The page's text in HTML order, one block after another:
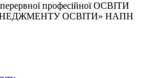
професійної ОСВІТИ
ОСВІТИ» НАПН